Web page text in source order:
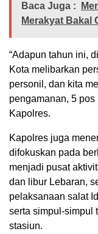
Baca Juga :
Merakyat Bakal
“Adapun tahun ini,
Kota melibarkan
personil, dan kita
pengamanan, 5 pos
Kapolres.
Kapolres juga
difokuskan pada
menjadi pusat
dan libur Lebaran,
pelaksanaan salat
serta simpul-simpul
stasiun.